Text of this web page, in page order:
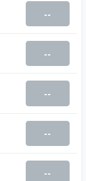
--
--
--
--
--